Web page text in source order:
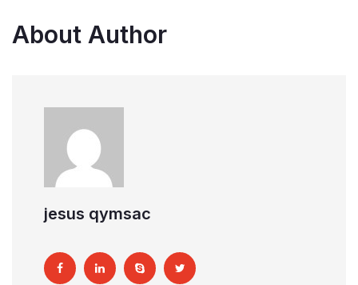
About Author
jesus qymsac